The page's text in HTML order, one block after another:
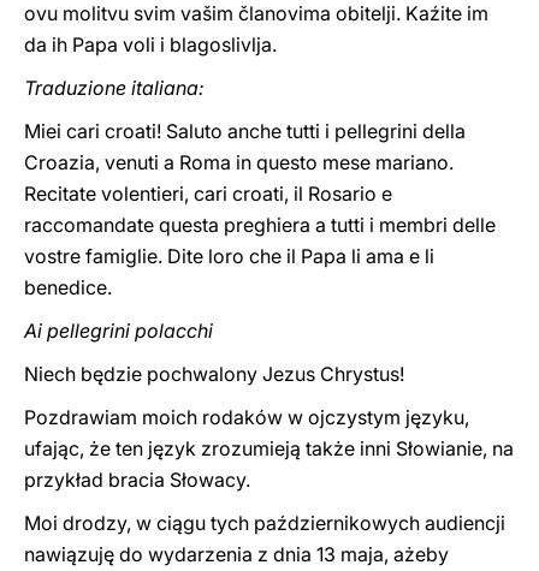
ovu molitvu svim vašim članovima obitelji. Kaźite im
da ih Papa voli i blagoslivlja.
Traduzione italiana:
Miei cari croati! Saluto anche tutti i pellegrini della
Croazia, venuti a Roma in questo mese mariano.
Recitate volentieri, cari croati, il Rosario e
raccomandate questa preghiera a tutti i membri delle
vostre famiglie. Dite loro che il Papa li ama e li
benedice.
Ai pellegrini polacchi
Niech będzie pochwalony Jezus Chrystus!
Pozdrawiam moich rodaków w ojczystym języku,
ufając, że ten język zrozumieją także inni Słowianie, na
przykład bracia Słowacy.
Moi drodzy, w ciągu tych październikowych audiencji
nawiązuję do wydarzenia z dnia 13 maja, ażeby